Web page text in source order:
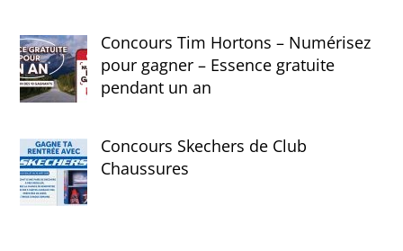
Concours Tim Hortons – Numérisez
pour gagner – Essence gratuite
pendant un an
Concours Skechers de Club
Chaussures